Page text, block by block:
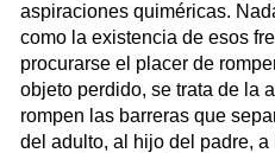
aspiraciones quiméricas.
como la existencia de esos
procurarse el placer de
objeto perdido, se trata de la
rompen las barreras que
del adulto, al hijo del padre,